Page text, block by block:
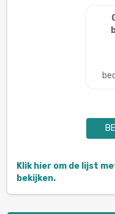
Klik hier om de lijst
bekijken.